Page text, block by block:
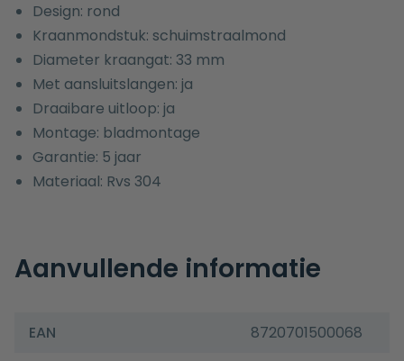
Design: rond
Kraanmondstuk: schuimstraalmond
Diameter kraangat: 33 mm
Met aansluitslangen: ja
Draaibare uitloop: ja
Montage: bladmontage
Garantie: 5 jaar
Materiaal: Rvs 304
Aanvullende informatie
EAN
8720701500068